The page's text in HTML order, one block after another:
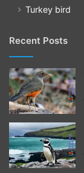
Turkey bird
Recent Posts